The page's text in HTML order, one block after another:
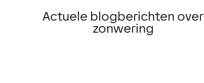
Actuele blogberichten over
zonwering